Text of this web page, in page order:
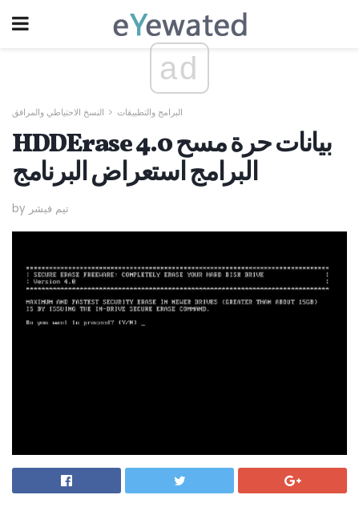
ad
البرامج والتطبيقات النسخ الاحتياطي والمرافق
HDDErase 4.0 بيانات حرة مسح
البرامج استعراض البرنامج
by تيم فيشر